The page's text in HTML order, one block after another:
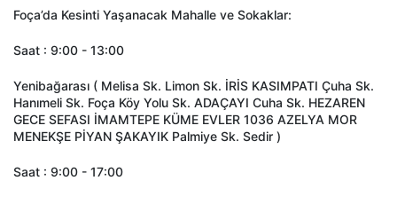
Foça’da Kesinti Yaşanacak Mahalle ve Sokaklar:
Saat : 9:00 - 13:00
Yenibağarası ( Melisa Sk. Limon Sk. İRİS KASIMPATI Çuha Sk.
Hanımeli Sk. Foça Köy Yolu Sk. ADAÇAYI Cuha Sk. HEZAREN
GECE SEFASI İMAMTEPE KÜME EVLER 1036 AZELYA MOR
MENEKŞE PİYAN ŞAKAYIK Palmiye Sk. Sedir )
Saat : 9:00 - 17:00